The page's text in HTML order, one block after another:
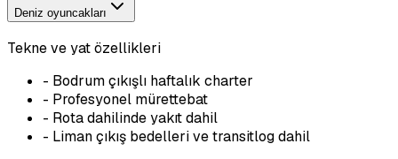
Deniz oyuncakları
Tekne ve yat özellikleri
- Bodrum çıkışlı haftalık charter
- Profesyonel mürettebat
- Rota dahilinde yakıt dahil
- Liman çıkış bedelleri ve transitlog dahil